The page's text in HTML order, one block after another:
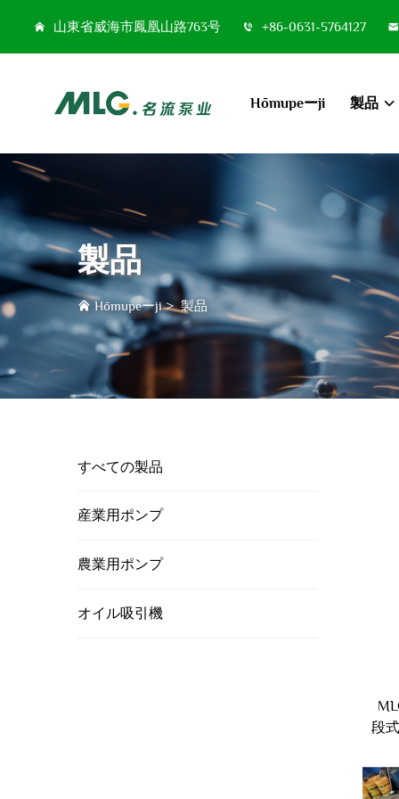
山東省威海市鳳凰山路763号 +86-0631-5764127
Hōmupeーji 製品
製品
Hōmupeーji>製品
すべての製品
産業用ポンプ
農業用ポンプ
オイル吸引機
段